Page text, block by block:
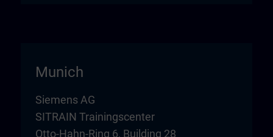
Munich
Siemens AG
SITRAIN Trainingscenter
Otto-Hahn-Ring 6, Building 28